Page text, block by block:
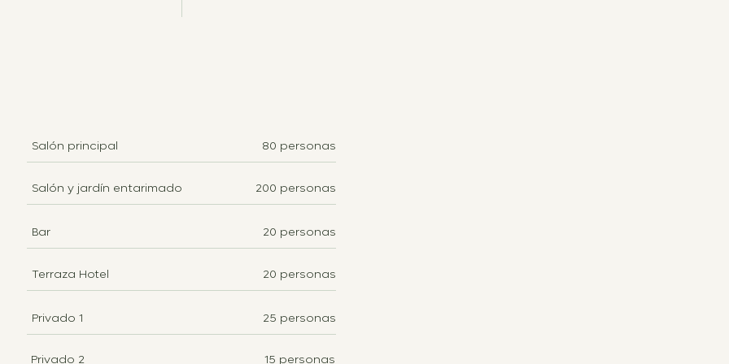
Salón principal 80 personas
Salón y jardín entarimado 200 personas
Bar 20 personas
Terraza Hotel 20 personas
Privado 1 25 personas
Privado 2 15 personas